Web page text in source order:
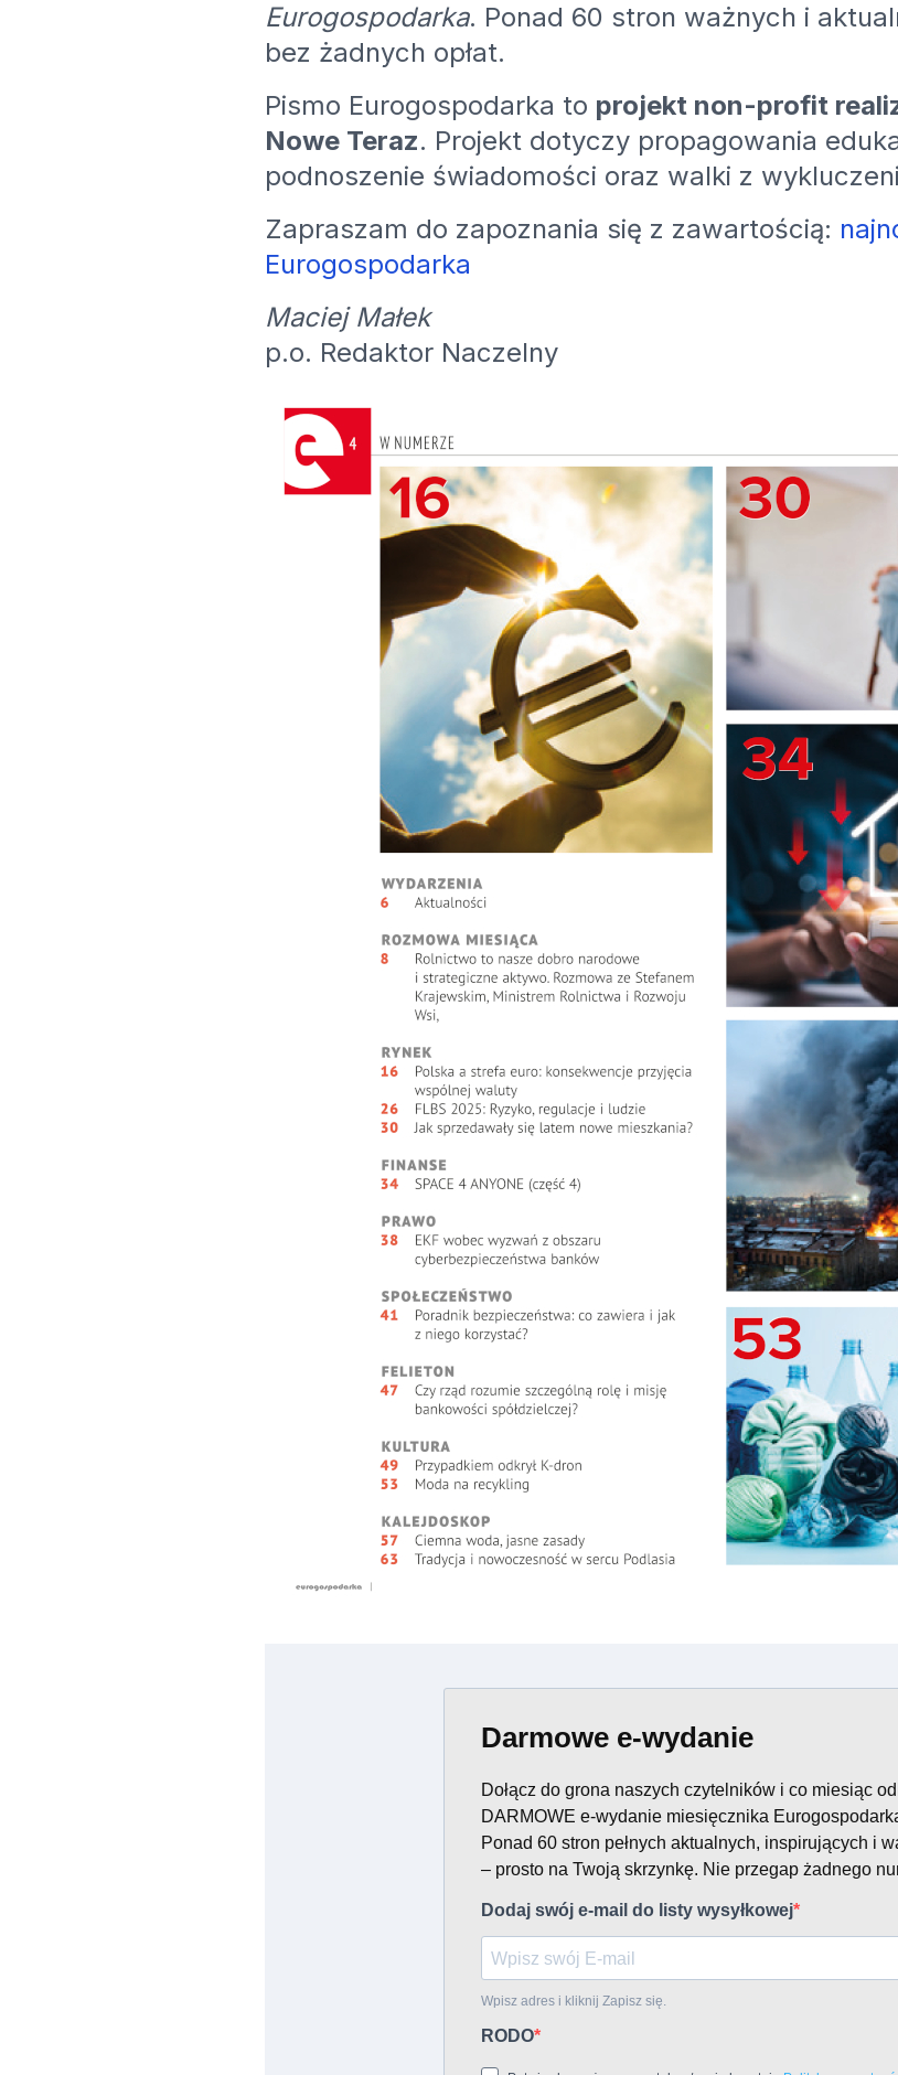
Eurogospodarka. Ponad 60 stron ważnych i
bez żadnych opłat.
Pismo Eurogospodarka to projekt non-profit
Nowe Teraz. Projekt dotyczy propagowania
podnoszenie świadomości oraz walki z
Zapraszam do zapoznania się z zawartością:
Eurogospodarka
Maciej Małek
p.o. Redaktor Naczelny